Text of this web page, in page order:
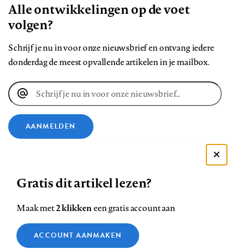
Alle ontwikkelingen op de voet
volgen?
Schrijf je nu in voor onze nieuwsbrief en ontvang iedere
donderdag de meest opvallende artikelen in je mailbox.
E-
mailadres
AANMELDEN
ons
op
Facebook
ons
op
LinkedIn
ons
op
Bluesky
ons
op
Instagram
ons
op
YouTube
ons
Footer
Contact Privacy
Medische vragen verdienen
Zie onze cookie policy
Analytische cookies
Gratis dit artikel lezen?
Maak met2 klikkeneen gratis account aan
ACCOUNT AANMAKEN